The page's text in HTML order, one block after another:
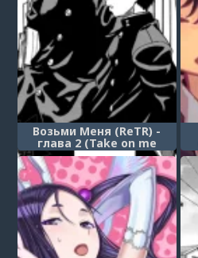
Возьми Меня (ReTR) -
глава 2 (Take on me
(ReTR) - chapter 2)